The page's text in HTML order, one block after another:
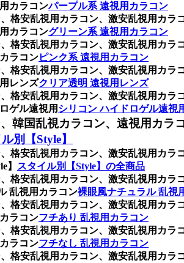
カラコンパープル系 遠視用カラコン
格安乱視用カラコン、激安乱視用カ
カラコングリーン系 遠視用カラコン
格安乱視用カラコン、激安乱視用カ
ラコンピンク系 遠視用カラコン
格安乱視用カラコン、激安乱視用カ
レンズクリア透明 遠視用レンズ
格安乱視用カラコン、激安乱視用カ
ゲル遠視用 シリコン ハイドロゲル遠視
国乱視カラコン、遠視用カラ
別【Style】
格安乱視用カラコン、激安乱視用カ
】
スタイル別【Style】の全商品
格安乱視用カラコン、激安乱視用カ
乱視用カラコン裸眼風ナチュラル 乱視
格安乱視用カラコン、激安乱視用カ
ラコンフチあり 乱視用カラコン
格安乱視用カラコン、激安乱視用カ
ラコンフチなし 乱視用カラコン
格安乱視用カラコン、激安乱視用カ